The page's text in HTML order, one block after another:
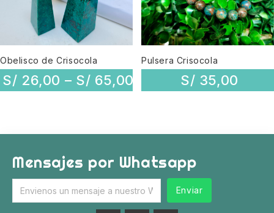
Obelisco de Crisocola
S/ 26,00 – S/ 65,00
Pulsera Crisocola
S/ 35,00
Mensajes por Whatsapp
Enviar